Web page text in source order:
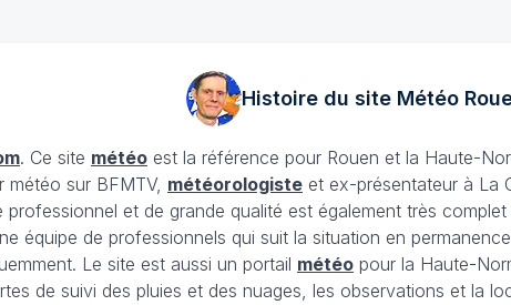
Histoire du site Météo
. Ce site météo est la référence pour Rouen et la Haute-
météo sur BFMTV, météorologiste et ex-présentateur à La
et de grande qualité est également très
équipe de professionnels qui suit la situation en
Le site est aussi un portail météo pour la Haute-
de suivi des pluies et des nuages, les observations et la